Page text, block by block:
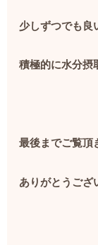
少しずつでも良
積極的に水分摂
最後までご覧頂
ありがとうござ